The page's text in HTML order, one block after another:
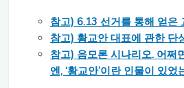
참고) 6.13 선거를 통해 얻은
참고) 황교안 대표에 관한 단
참고) 음모론 시나리오. 어쩌
엔, ‘황교안’이란 인물이 있었